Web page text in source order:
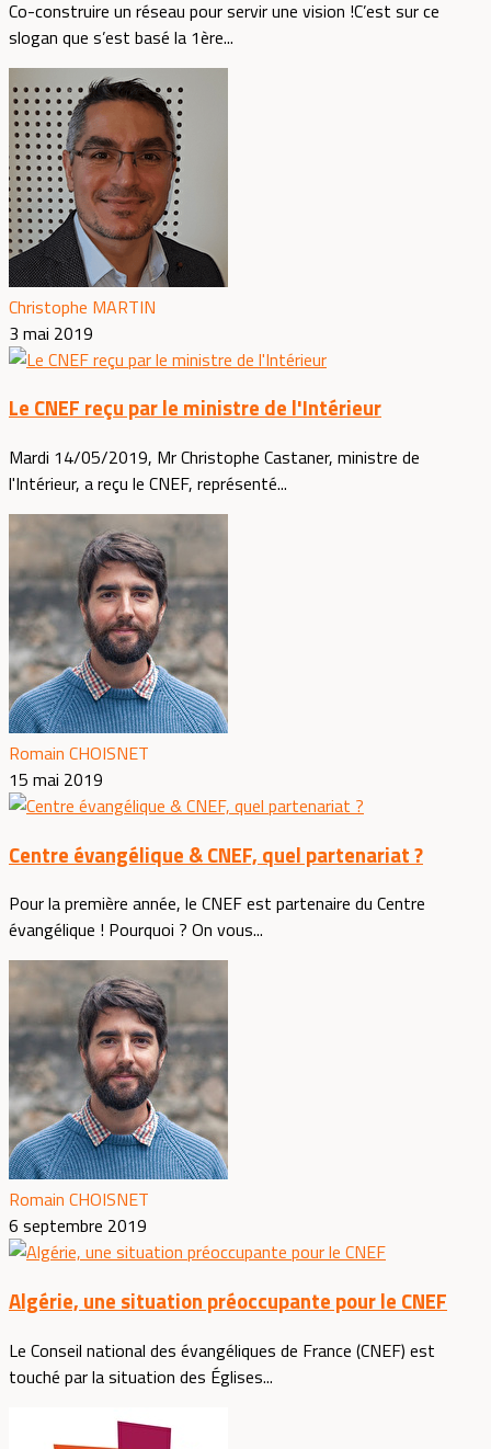
Co-construire un réseau pour servir une vision !C’est sur ce
slogan que s’est basé la 1ère...
Christophe MARTIN
3 mai 2019
Le CNEF reçu par le ministre de l'Intérieur
Mardi 14/05/2019, Mr Christophe Castaner, ministre de
l'Intérieur, a reçu le CNEF, représenté...
Romain CHOISNET
15 mai 2019
Centre évangélique & CNEF, quel partenariat ?
Pour la première année, le CNEF est partenaire du Centre
évangélique ! Pourquoi ? On vous...
Romain CHOISNET
6 septembre 2019
Algérie, une situation préoccupante pour le CNEF
Le Conseil national des évangéliques de France (CNEF) est
touché par la situation des Églises...